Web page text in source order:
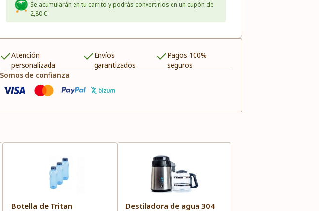
Se acumularán en tu carrito y podrás convertirlos en un cupón de
2,80 €
Atención
personalizada
Envíos
garantizados
Pagos 100%
seguros
Somos de confianza
Botella de Tritan
Destiladora de agua 304